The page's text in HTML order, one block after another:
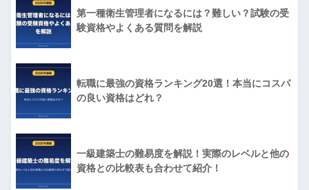
第一種衛生管理者になるには？難しい？試験の受
験資格やよくある質問を解説
転職に最強の資格ランキング20選！本当にコスパ
の良い資格はどれ？
一級建築士の難易度を解説！実際のレベルと他の
資格との比較表も合わせて紹介！